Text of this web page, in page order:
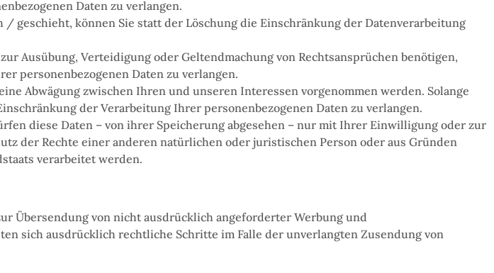
Daten zu verlangen.
geschieht, können Sie statt der Löschung die Einschränkung der Datenverarbeitung
Ausübung, Verteidigung oder Geltendmachung von Rechtsansprüchen benötigen,
personenbezogenen Daten zu verlangen.
Abwägung zwischen Ihren und unseren Interessen vorgenommen werden. Solange
der Verarbeitung Ihrer personenbezogenen Daten zu verlangen.
diese Daten – von ihrer Speicherung abgesehen – nur mit Ihrer Einwilligung oder zur
der Rechte einer anderen natürlichen oder juristischen Person oder aus Gründen
verarbeitet werden.
Übersendung von nicht ausdrücklich angeforderter Werbung und
sich ausdrücklich rechtliche Schritte im Falle der unverlangten Zusendung von